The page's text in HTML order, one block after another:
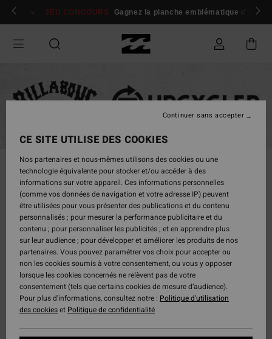
Se connecter / s'inscrire
JEU CONCOURS Gagnez la planche emblématique d'Andy
Guide des combinaisons Billabong
FURNACE NATURAL
CHALEUR MAXIMALE
CE SITE UTILISE DES COOKIES
Nos partenaires et nous-mêmes utilisons des cookies ou une
technologie équivalente pour stocker et/ou accéder à des
informations sur votre appareil. Ces informations personnelles
(comme vos données de navigation et votre adresse IP) peuvent
être utilisées pour vous présenter des publications et du contenu
personnalisés ; pour mesurer la performance publicitaire et du
contenu ; pour personnaliser les publicités ; et en apprendre plus
sur leur audience ; pour développer et améliorer les produits de nos
partenaires. Vous pouvez paramétrer vos choix pour accepter ou
non les cookies soumis à votre consentement, ou vous y opposer
lorsque les cookies concernés ne relèvent pas de votre
consentement (tels que certains cookies de mesure d’audience).
Pour plus d'informations, consultez notre : Politique d'utilisation
des cookieset Politique de confidentialité
Continuer sans accepter